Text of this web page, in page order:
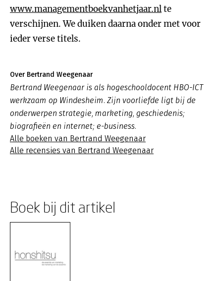
www.managementboekvanhetjaar.nlte
verschijnen. We duiken daarna onder met voor
ieder verse titels.
Over Bertrand Weegenaar
Bertrand Weegenaar is als hogeschooldocent HBO-ICT
werkzaam op Windesheim. Zijn voorliefde ligt bij de
onderwerpen strategie, marketing, geschiedenis;
biografieën en internet; e-business.
Alle boeken van Bertrand Weegenaar
Alle recensies van Bertrand Weegenaar
Boek bij dit artikel